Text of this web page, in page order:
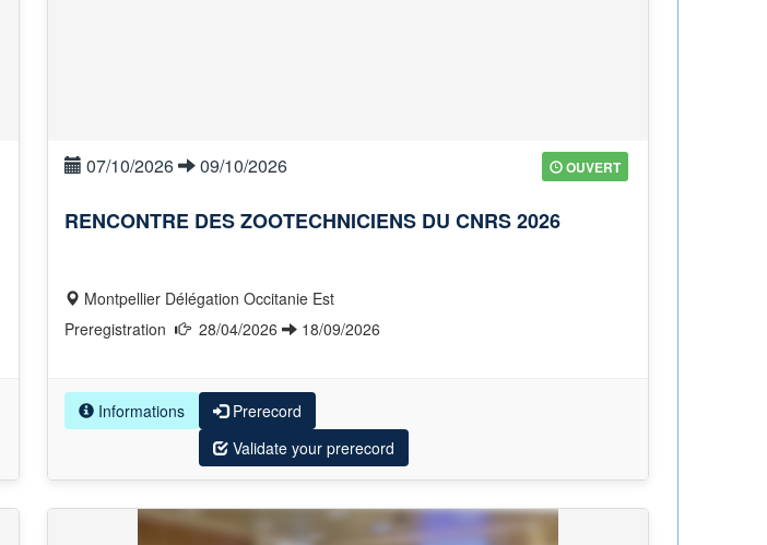
07/10/2026 09/10/2026 OUVERT
RENCONTRE DES ZOOTECHNICIENS DU CNRS 2026
Montpellier Délégation Occitanie Est
28/04/2026 18/09/2026
Informations
Prerecord
Validate your prerecord